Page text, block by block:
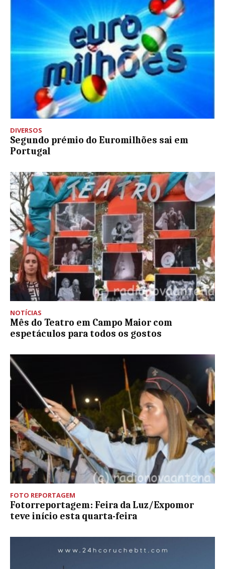
DIVERSOS
Segundo prémio do Euromilhões sai em
Portugal
NOTÍCIAS
Mês do Teatro em Campo Maior com
espetáculos para todos os gostos
FOTO REPORTAGEM
Fotorreportagem: Feira da Luz/Expomor
teve início esta quarta-feira